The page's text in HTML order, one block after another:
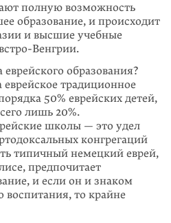
полную возможность
образование, и происходит
и высшие учебные
Венгрии.
образования?
еврейское традиционное
50% еврейских детей,
лишь 20%.
школы — это удел
конгрегаций
типичный немецкий еврей,
предпочитает
и если он и знаком
воспитания, то крайне